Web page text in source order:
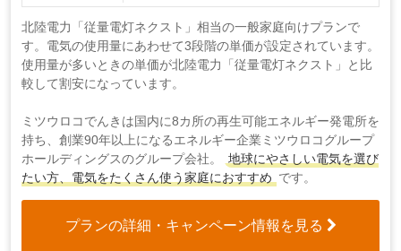
プランの詳細・キャンペーン情報を見る
北陸電力「従量電灯ネクスト」相当の一般家庭向けプランで
す。電気の使用量にあわせて3段階の単価が設定されています。
使用量が多いときの単価が北陸電力「従量電灯ネクスト」と比
較して割安になっています。
ミツウロコでんきは国内に8カ所の再生可能エネルギー発電所を
持ち、創業90年以上になるエネルギー企業ミツウロコグループ
ホールディングスのグループ会社。
地球にやさしい電気を選び
たい方、電気をたくさん使う家庭におすすめ です。